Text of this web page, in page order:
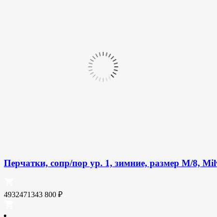
Перчатки, сопр/пор ур. 1, зимние, размер M/8,
4932471343 800 ₽